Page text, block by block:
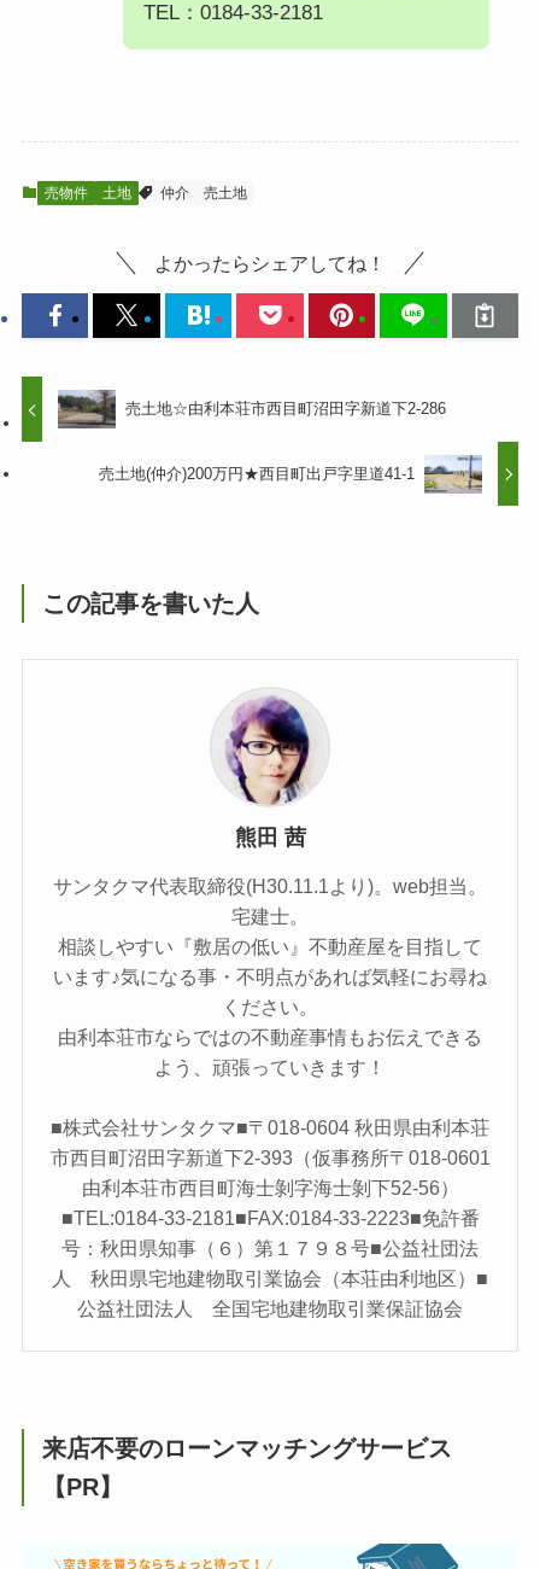
TEL：0184-33-2181
売物件 土地 仲介 売土地
よかったらシェアしてね！
売土地☆由利本荘市西目町沼田字新道下2-286
売土地(仲介)200万円★西目町出戸字里道41-1
この記事を書いた人
熊田 茜
サンタクマ代表取締役(H30.11.1より)。web担当。
宅建士。
相談しやすい『敷居の低い』不動産屋を目指して
います♪気になる事・不明点があれば気軽にお尋ね
ください。
由利本荘市ならではの不動産事情もお伝えできる
よう、頑張っていきます！
■株式会社サンタクマ■〒018-0604 秋田県由利本荘
市西目町沼田字新道下2-393（仮事務所〒018-0601
由利本荘市西目町海士剝字海士剝下52-56）
■TEL:0184-33-2181■FAX:0184-33-2223■免許番
号：秋田県知事（６）第１７９８号■公益社団法
人 秋田県宅地建物取引業協会（本荘由利地区）■
公益社団法人 全国宅地建物取引業保証協会
来店不要のローンマッチングサービス
【PR】